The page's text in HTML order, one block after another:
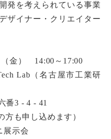
発を考えられている事業
ザイナー・クリエイター
（金） 14:00～ 17:00
Lab （名古屋市工業研
番3 - 4 - 41
方も申し込めます）
示会